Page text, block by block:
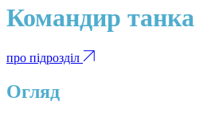
Командир танка
про підрозділ
Огляд